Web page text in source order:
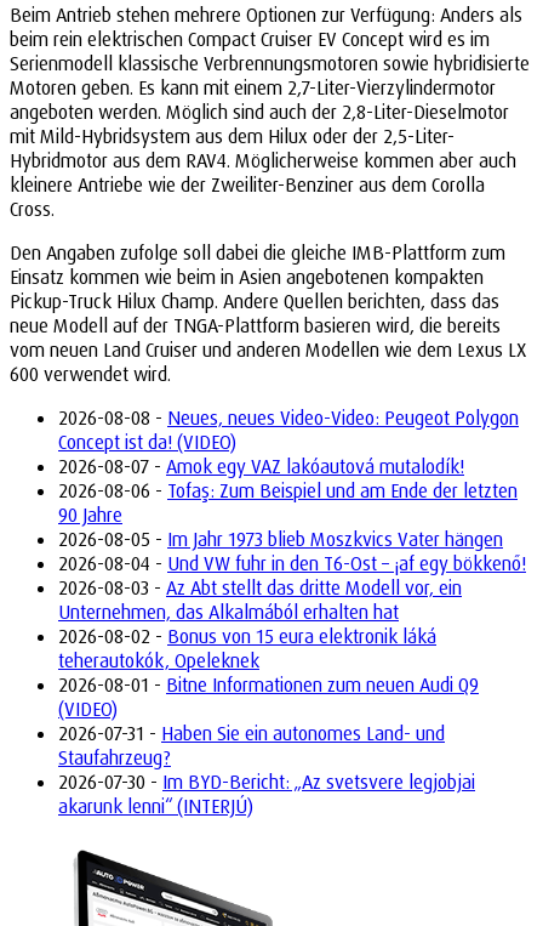
Beim Antrieb stehen mehrere Optionen zur Verfügung: Anders als
beim rein elektrischen Compact Cruiser EV Concept wird es im
Serienmodell klassische Verbrennungsmotoren sowie hybridisierte
Motoren geben. Es kann mit einem 2,7-Liter-Vierzylindermotor
angeboten werden. Möglich sind auch der 2,8-Liter-Dieselmotor
mit Mild-Hybridsystem aus dem Hilux oder der 2,5-Liter-
Hybridmotor aus dem RAV4. Möglicherweise kommen aber auch
kleinere Antriebe wie der Zweiliter-Benziner aus dem Corolla
Cross.
Den Angaben zufolge soll dabei die gleiche IMB-Plattform zum
Einsatz kommen wie beim in Asien angebotenen kompakten
Pickup-Truck Hilux Champ. Andere Quellen berichten, dass das
neue Modell auf der TNGA-Plattform basieren wird, die bereits
vom neuen Land Cruiser und anderen Modellen wie dem Lexus LX
600 verwendet wird.
2026-08-08 - Neues, neues Video-Video: Peugeot Polygon
Concept ist da! (VIDEO)
2026-08-07 - Amok egy VAZ lakóautová mutalodík!
2026-08-06 - Tofaş: Zum Beispiel und am Ende der letzten
90 Jahre
2026-08-05 - Im Jahr 1973 blieb Moszkvics Vater hängen
2026-08-04 - Und VW fuhr in den T6-Ost – ¡af egy bökkenő!
2026-08-03 - Az Abt stellt das dritte Modell vor, ein
Unternehmen, das Alkalmából erhalten hat
2026-08-02 - Bonus von 15 eura elektronik láká
teherautokók, Opeleknek
2026-08-01 - Bitne Informationen zum neuen Audi Q9
(VIDEO)
2026-07-31 - Haben Sie ein autonomes Land- und
Staufahrzeug?
2026-07-30 - Im BYD-Bericht: „Az svetsvere legjobjai
akarunk lenni“ (INTERJÚ)